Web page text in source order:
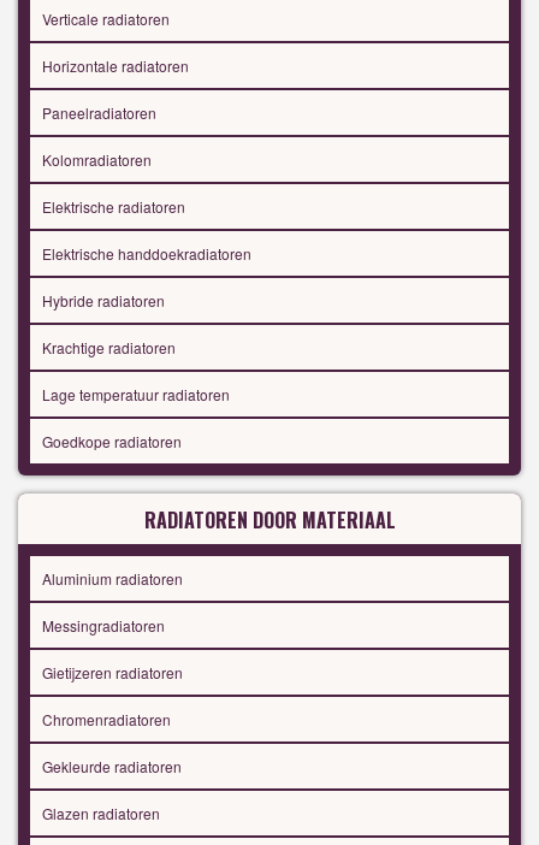
Verticale radiatoren
Horizontale radiatoren
Paneelradiatoren
Kolomradiatoren
Elektrische radiatoren
Elektrische handdoekradiatoren
Hybride radiatoren
Krachtige radiatoren
Lage temperatuur radiatoren
Goedkope radiatoren
RADIATOREN DOOR MATERIAAL
Aluminium radiatoren
Messingradiatoren
Gietijzeren radiatoren
Chromenradiatoren
Gekleurde radiatoren
Glazen radiatoren